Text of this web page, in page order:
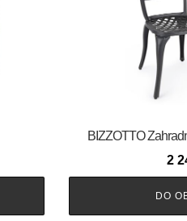
BIZZOTTO
2
DO